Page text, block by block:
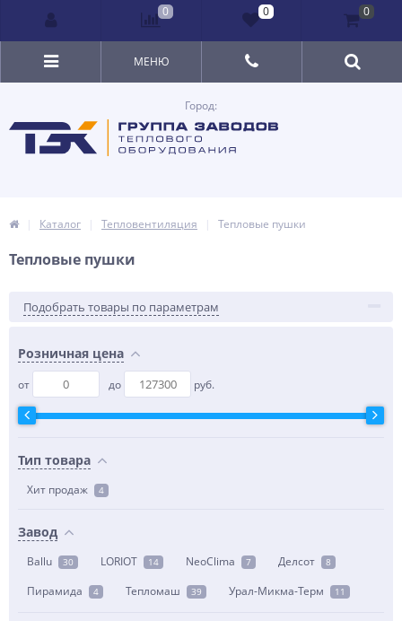
Город:
МЕНЮ
Каталог Тепловентиляция Тепловые пушки
Тепловые пушки
Подобрать товары по параметрам
Розничная цена
от до руб.
Тип товара
Хит продаж 4
Завод
Ballu 30 LORIOT 14 NeoClima 7 Делсот 8
Пирамида 4 Тепломаш 39 Урал-Микма-Терм 11
0 0 0